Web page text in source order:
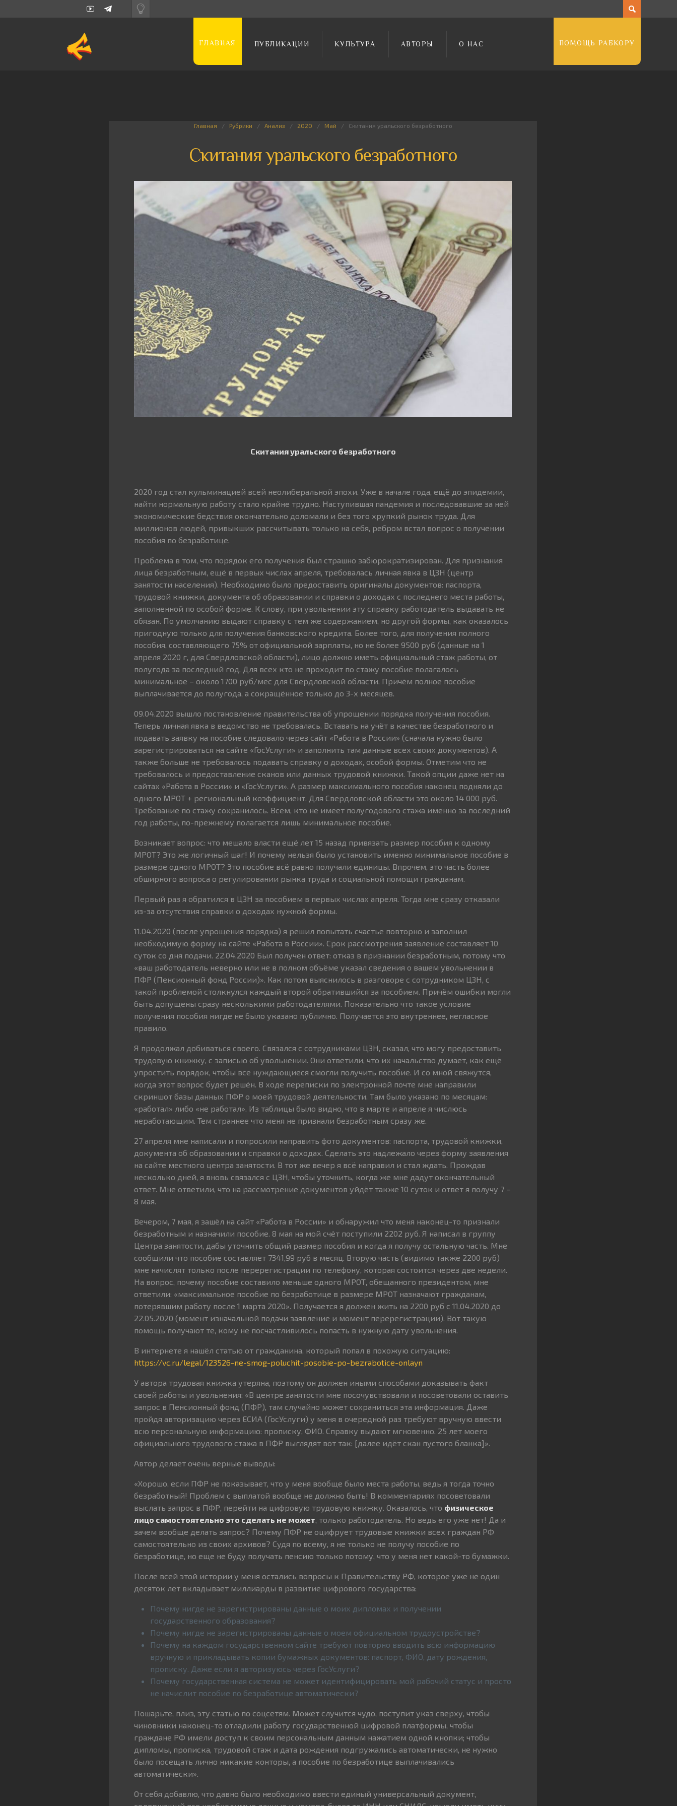
ГЛАВНАЯ ПУБЛИКАЦИИ КУЛЬТУРА АВТОРЫ О НАС ПОМОЩЬ РАБКОРУ
Главная Рубрики Анализ 2020 Май Скитания уральского безработного
Скитания уральского безработного
Скитания уральского безработного
2020 год стал кульминацией всей неолиберальной эпохи. Уже в начале года, ещё до эпидемии,
найти нормальную работу стало крайне трудно. Наступившая пандемия и последовавшие за ней
экономические бедствия окончательно доломали и без того хрупкий рынок труда. Для
миллионов людей, привыкших рассчитывать только на себя, ребром встал вопрос о получении
пособия по безработице.
Проблема в том, что порядок его получения был страшно забюрократизирован. Для признания
лица безработным, ещё в первых числах апреля, требовалась личная явка в ЦЗН (центр
занятости населения). Необходимо было предоставить оригиналы документов: паспорта,
трудовой книжки, документа об образовании и справки о доходах с последнего места работы,
заполненной по особой форме. К слову, при увольнении эту справку работодатель выдавать не
обязан. По умолчанию выдают справку с тем же содержанием, но другой формы, как оказалось
пригодную только для получения банковского кредита. Более того, для получения полного
пособия, составляющего 75% от официальной зарплаты, но не более 9500 руб (данные на 1
апреля 2020 г, для Свердловской области), лицо должно иметь официальный стаж работы, от
полугода за последний год. Для всех кто не проходит по стажу пособие полагалось
минимальное – около 1700 руб/мес для Свердловской области. Причём полное пособие
выплачивается до полугода, а сокращённое только до 3-х месяцев.
09.04.2020 вышло постановление правительства об упрощении порядка получения пособия.
Теперь личная явка в ведомство не требовалась. Вставать на учёт в качестве безработного и
подавать заявку на пособие следовало через сайт «Работа в России» (сначала нужно было
зарегистрироваться на сайте «ГосУслуги» и заполнить там данные всех своих документов). А
также больше не требовалось подавать справку о доходах, особой формы. Отметим что не
требовалось и предоставление сканов или данных трудовой книжки. Такой опции даже нет на
сайтах «Работа в России» и «ГосУслуги». А размер максимального пособия наконец подняли до
одного МРОТ + региональный коэффициент. Для Свердловской области это около 14 000 руб.
Требование по стажу сохранилось. Всем, кто не имеет полугодового стажа именно за последний
год работы, по-прежнему полагается лишь минимальное пособие.
Возникает вопрос: что мешало власти ещё лет 15 назад привязать размер пособия к одному
МРОТ? Это же логичный шаг! И почему нельзя было установить именно минимальное пособие в
размере одного МРОТ? Это пособие всё равно получали единицы. Впрочем, это часть более
обширного вопроса о регулировании рынка труда и социальной помощи гражданам.
Первый раз я обратился в ЦЗН за пособием в первых числах апреля. Тогда мне сразу отказали
из-за отсутствия справки о доходах нужной формы.
11.04.2020 (после упрощения порядка) я решил попытать счастье повторно и заполнил
необходимую форму на сайте «Работа в России». Срок рассмотрения заявление составляет 10
суток со дня подачи. 22.04.2020 Был получен ответ: отказ в признании безработным, потому что
«ваш работодатель неверно или не в полном объёме указал сведения о вашем увольнении в
ПФР (Пенсионный фонд России)». Как потом выяснилось в разговоре с сотрудником ЦЗН, с
такой проблемой столкнулся каждый второй обратившийся за пособием. Причём ошибки могли
быть допущены сразу несколькими работодателями. Показательно что такое условие
получения пособия нигде не было указано публично. Получается это внутреннее, негласное
правило.
Я продолжал добиваться своего. Связался с сотрудниками ЦЗН, сказал, что могу предоставить
трудовую книжку, с записью об увольнении. Они ответили, что их начальство думает, как ещё
упростить порядок, чтобы все нуждающиеся смогли получить пособие. И со мной свяжутся,
когда этот вопрос будет решён. В ходе переписки по электронной почте мне направили
скриншот базы данных ПФР о моей трудовой деятельности. Там было указано по месяцам:
«работал» либо «не работал». Из таблицы было видно, что в марте и апреле я числюсь
неработающим. Тем страннее что меня не признали безработным сразу же.
27 апреля мне написали и попросили направить фото документов: паспорта, трудовой книжки,
документа об образовании и справки о доходах. Сделать это надлежало через форму заявления
на сайте местного центра занятости. В тот же вечер я всё направил и стал ждать. Прождав
несколько дней, я вновь связался с ЦЗН, чтобы уточнить, когда же мне дадут окончательный
ответ. Мне ответили, что на рассмотрение документов уйдёт также 10 суток и ответ я получу 7 –
8 мая.
Вечером, 7 мая, я зашёл на сайт «Работа в России» и обнаружил что меня наконец-то признали
безработным и назначили пособие. 8 мая на мой счёт поступили 2202 руб. Я написал в группу
Центра занятости, дабы уточнить общий размер пособия и когда я получу остальную часть. Мне
сообщили что пособие составляет 7341,99 руб в месяц. Вторую часть (видимо также 2200 руб)
мне начислят только после перерегистрации по телефону, которая состоится через две недели.
На вопрос, почему пособие составило меньше одного МРОТ, обещанного президентом, мне
ответили: «максимальное пособие по безработице в размере МРОТ назначают гражданам,
потерявшим работу после 1 марта 2020». Получается я должен жить на 2200 руб с 11.04.2020 до
22.05.2020 (момент изначальной подачи заявление и момент перерегистрации). Вот такую
помощь получают те, кому не посчастливилось попасть в нужную дату увольнения.
В интернете я нашёл статью от гражданина, который попал в похожую ситуацию:
https://vc.ru/legal/123526-ne-smog-poluchit-posobie-po-bezrabotice-onlayn
У автора трудовая книжка утеряна, поэтому он должен иными способами доказывать факт
своей работы и увольнения: «В центре занятости мне посочувствовали и посоветовали оставить
запрос в Пенсионный фонд (ПФР), там случайно может сохраниться эта информация. Даже
пройдя авторизацию через ЕСИА (ГосУслуги) у меня в очередной раз требуют вручную ввести
всю персональную информацию: прописку, ФИО. Справку выдают мгновенно. 25 лет моего
официального трудового стажа в ПФР выглядят вот так: [далее идёт скан пустого бланка]».
Автор делает очень верные выводы:
«Хорошо, если ПФР не показывает, что у меня вообще было места работы, ведь я тогда точно
безработный! Проблем с выплатой вообще не должно быть! В комментариях посоветовали
выслать запрос в ПФР, перейти на цифровую трудовую книжку. Оказалось, что физическое
лицо самостоятельно это сделать не может , только работодатель. Но ведь его уже нет! Да и
зачем вообще делать запрос? Почему ПФР не оцифрует трудовые книжки всех граждан РФ
самостоятельно из своих архивов? Судя по всему, я не только не получу пособие по
безработице, но еще не буду получать пенсию только потому, что у меня нет какой-то бумажки.
После всей этой истории у меня остались вопросы к Правительству РФ, которое уже не один
десяток лет вкладывает миллиарды в развитие цифрового государства:
Почему нигде не зарегистрированы данные о моих дипломах и получении
государственного образования?
Почему нигде не зарегистрированы данные о моем официальном трудоустройстве?
Почему на каждом государственном сайте требуют повторно вводить всю информацию
вручную и прикладывать копии бумажных документов: паспорт, ФИО, дату рождения,
прописку. Даже если я авторизуюсь через ГосУслуги?
Почему государственная система не может идентифицировать мой рабочий статус и просто
не начислит пособие по безработице автоматически?
Пошарьте, плиз, эту статью по соцсетям. Может случится чудо, поступит указ сверху, чтобы
чиновники наконец-то отладили работу государственной цифровой платформы, чтобы
граждане РФ имели доступ к своим персональным данным нажатием одной кнопки; чтобы
дипломы, прописка, трудовой стаж и дата рождения подгружались автоматически, не нужно
было посещать лично никакие конторы, а пособие по безработице выплачивались
автоматически».
От себя добавлю, что давно было необходимо ввести единый универсальный документ,